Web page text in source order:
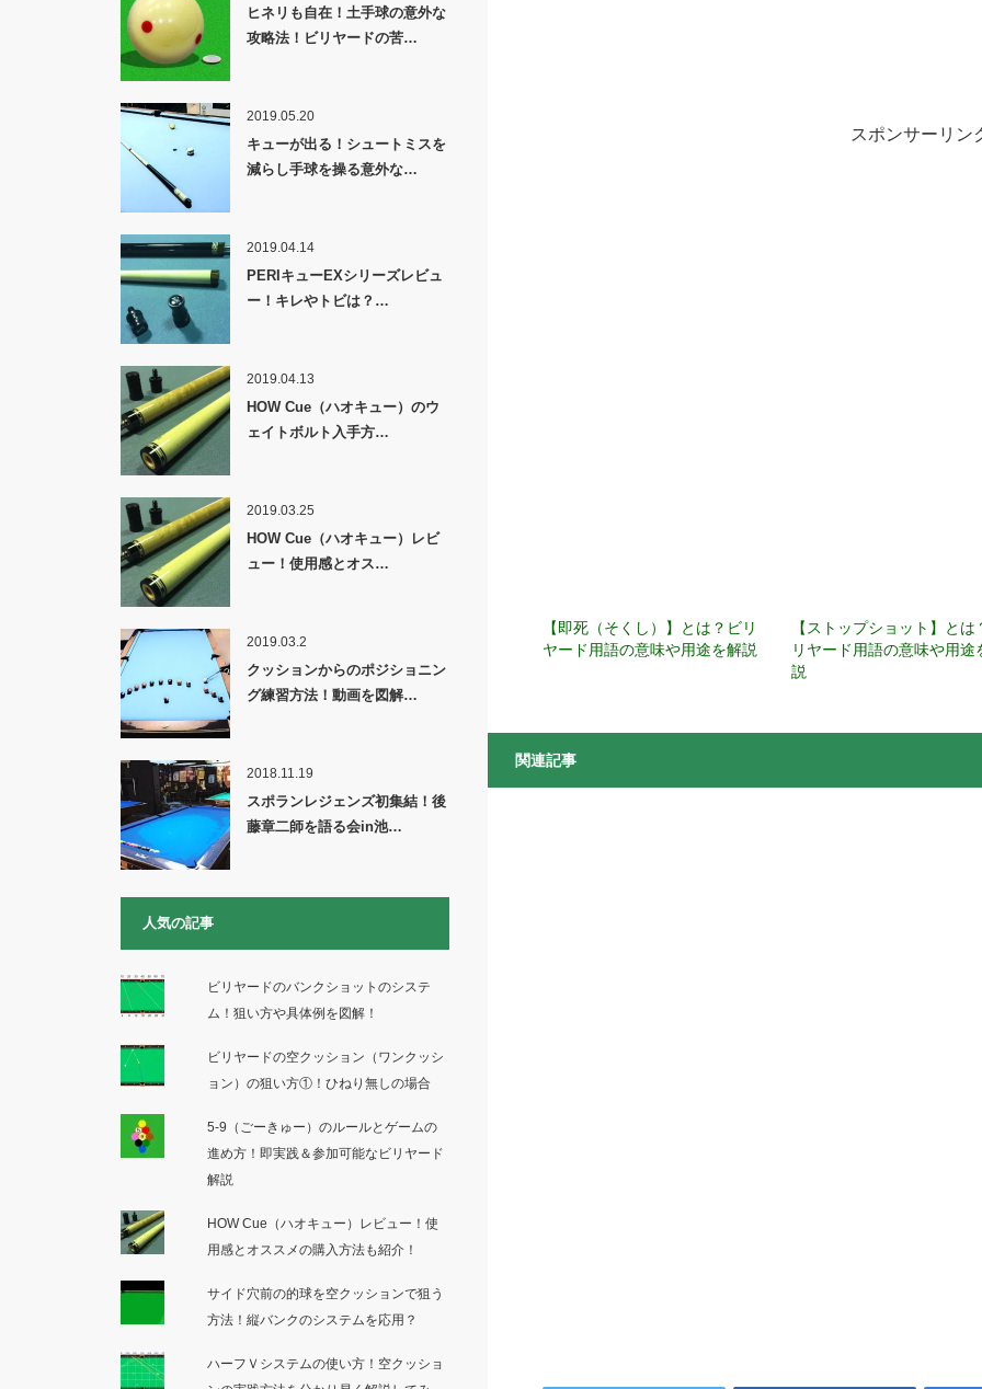
スポンサーリン
【即死（そくし）】とは？ビリ
ヤード用語の意味や用途を解説
【ストップショット】とは
リヤード用語の意味や用途
説
関連記事
ヒネリも自在！土手球の意外な
攻略法！ビリヤードの苦…
2019.05.20
キューが出る！シュートミスを
減らし手球を操る意外な…
2019.04.14
PERIキューEXシリーズレビュ
ー！キレやトビは？…
2019.04.13
HOW Cue（ハオキュー）のウ
ェイトボルト入手方…
2019.03.25
HOW Cue（ハオキュー）レビ
ュー！使用感とオス…
2019.03.2
クッションからのポジショニン
グ練習方法！動画を図解…
2018.11.19
スポランレジェンズ初集結！後
藤章二師を語る会in池…
人気の記事
ビリヤードのバンクショットのシステ
ム！狙い方や具体例を図解！
ビリヤードの空クッション（ワンクッシ
ョン）の狙い方①！ひねり無しの場合
5-9（ごーきゅー）のルールとゲームの
進め方！即実践＆参加可能なビリヤード
解説
HOW Cue（ハオキュー）レビュー！使
用感とオススメの購入方法も紹介！
サイド穴前の的球を空クッションで狙う
方法！縦バンクのシステムを応用？
ハーフＶシステムの使い方！空クッショ